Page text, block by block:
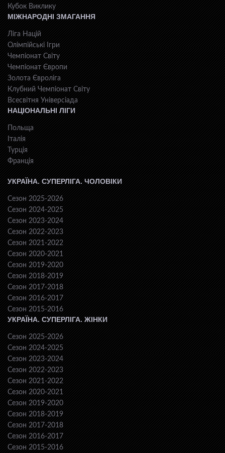
Кубок Виклику
МІЖНАРОДНІ ЗМАГАННЯ
Ліга Націй
Олімпійські Ігри
Чемпіонат Світу
Чемпіонат Європи
Золота Євроліга
Клубний Чемпіонат Світу
Всесвiтня Унiверсiaда
НАЦІОНАЛЬНІ ЛІГИ
Польща
Італія
Турція
Франція
УКРАЇНА. СУПЕРЛІГА. ЧОЛОВІКИ
Сезон 2025-2026
Сезон 2024-2025
Сезон 2023-2024
Сезон 2022-2023
Сезон 2021-2022
Сезон 2020-2021
Сезон 2019-2020
Сезон 2018-2019
Сезон 2017-2018
Сезон 2016-2017
Сезон 2015-2016
УКРАЇНА. СУПЕРЛІГА. ЖІНКИ
Сезон 2025-2026
Сезон 2024-2025
Сезон 2023-2024
Сезон 2022-2023
Сезон 2021-2022
Сезон 2020-2021
Сезон 2019-2020
Сезон 2018-2019
Сезон 2017-2018
Сезон 2016-2017
Сезон 2015-2016